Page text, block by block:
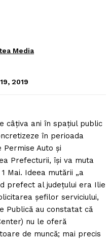
Media
2019
câţiva ani în spaţiul public
în perioada
Permise Auto şi
Prefecturii, îşi va muta
Mai. Ideea mutării „a
prefect al judeţului era Ilie
şefilor serviciului,
Publică au constatat că
nu le oferă
de muncă; mai precis